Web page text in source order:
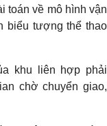
toán về mô hình vận
biểu tượng thể thao
khu liên hợp phải
chờ chuyển giao,